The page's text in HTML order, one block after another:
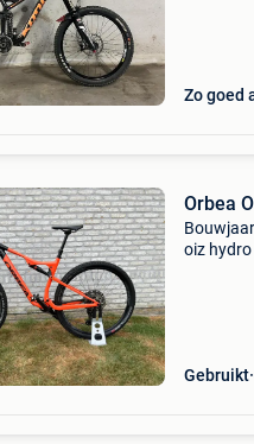
Zo goed
Orbea
oiz
Gebruikt